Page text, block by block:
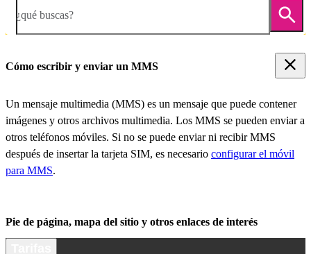
¿qué buscas?
Cómo escribir y enviar un MMS
Un mensaje multimedia (MMS) es un mensaje que puede contener
imágenes y otros archivos multimedia. Los MMS se pueden enviar a
otros teléfonos móviles. Si no se puede enviar ni recibir MMS
después de insertar la tarjeta SIM, es necesario configurar el móvil
para MMS.
Pie de página, mapa del sitio y otros enlaces de interés